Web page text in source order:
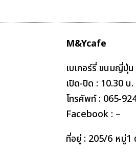
M&Ycafe
เบเกอร์รี่ ขนมญี่ปุ่น
เปิด-ปิด : 10.30 น
โทรศัพท์ : 065-
Facebook : –
ที่อยู่ : 205/6 หมู่1